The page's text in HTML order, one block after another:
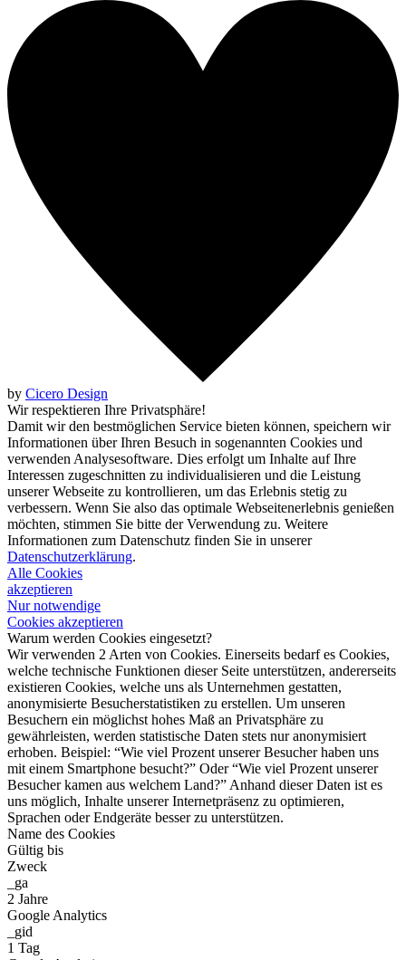
by Cicero Design
Wir respektieren Ihre Privatsphäre!
Damit wir den bestmöglichen Service bieten können, speichern wir
Informationen über Ihren Besuch in sogenannten Cookies und
verwenden Analysesoftware. Dies erfolgt um Inhalte auf Ihre
Interessen zugeschnitten zu individualisieren und die Leistung
unserer Webseite zu kontrollieren, um das Erlebnis stetig zu
verbessern. Wenn Sie also das optimale Webseitenerlebnis genießen
möchten, stimmen Sie bitte der Verwendung zu. Weitere
Informationen zum Datenschutz finden Sie in unserer
Datenschutzerklärung.
Alle Cookies
akzeptieren
Nur notwendige
Cookies akzeptieren
Warum werden Cookies eingesetzt?
Wir verwenden 2 Arten von Cookies. Einerseits bedarf es Cookies,
welche technische Funktionen dieser Seite unterstützen, andererseits
existieren Cookies, welche uns als Unternehmen gestatten,
anonymisierte Besucherstatistiken zu erstellen. Um unseren
Besuchern ein möglichst hohes Maß an Privatsphäre zu
gewährleisten, werden statistische Daten stets nur anonymisiert
erhoben. Beispiel: “Wie viel Prozent unserer Besucher haben uns
mit einem Smartphone besucht?” Oder “Wie viel Prozent unserer
Besucher kamen aus welchem Land?” Anhand dieser Daten ist es
uns möglich, Inhalte unserer Internetpräsenz zu optimieren,
Sprachen oder Endgeräte besser zu unterstützen.
Name des Cookies
Gültig bis
Zweck
_ga
2 Jahre
Google Analytics
_gid
1 Tag